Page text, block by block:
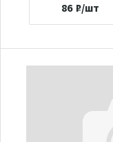
86 ₽/шт